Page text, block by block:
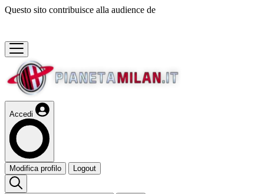
Questo sito contribuisce alla audience de
Accedi
Modifica profilo Logout